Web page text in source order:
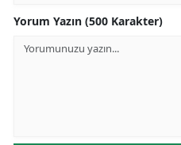
Yorum Yazın (500 Karakter)